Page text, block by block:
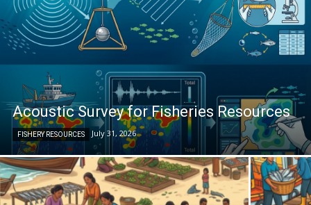
Acoustic Survey for Fisheries Resources
FISHERY RESOURCES July 31, 2026